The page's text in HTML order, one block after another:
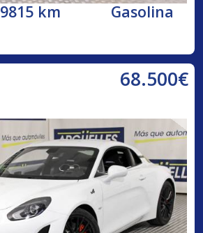
9815 km Gasolina
68.500€